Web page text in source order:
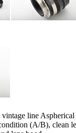
line
(A/B), clean